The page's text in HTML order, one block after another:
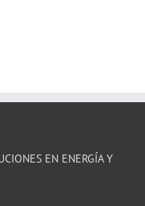
EN ENERGÍA Y